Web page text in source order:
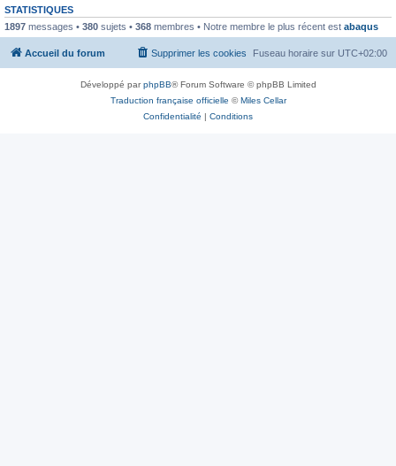
STATISTIQUES
1897 messages • 380 sujets • 368 membres • Notre membre le plus récent est abaqus
Accueil du forum Fuseau horaire sur UTC+02:00
Supprimer les cookies
Développé parphpBB® Forum Software © phpBB Limited
Traduction française officielle ©Miles Cellar
Confidentialité | Conditions